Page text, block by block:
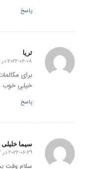
پاسخ
ثریا
گفته:
2022-06-08 در 12:15
خیلی خوب
پاسخ
سیما خلیلی
گفته:
2022-06-29 در 11:23
سلام وقت